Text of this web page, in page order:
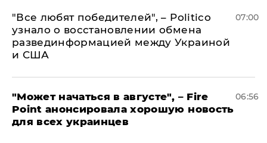
​"Все любят победителей", – Politico
узнало о восстановлении обмена
развединформацией между Украиной
и США
07:00
"Может начаться в августе", – Fire
Point анонсировала хорошую новость
для всех украинцев
06:56